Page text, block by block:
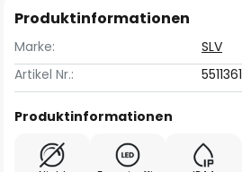
Produktinformationen
Marke:
SLV
Artikel Nr.:
5511361
Produktinformationen